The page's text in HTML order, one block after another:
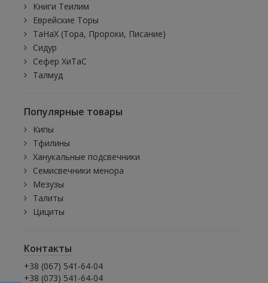
Книги Теилим
Еврейские Торы
ТаНаХ (Тора, Пророки, Писание)
Сидур
Сефер ХиТаС
Талмуд
Популярные товары
Кипы
Тфилины
Ханукальные подсвечники
Семисвечники менора
Мезузы
Талиты
Цициты
Контакты
+38 (067) 541-64-04
+38 (073) 541-64-04